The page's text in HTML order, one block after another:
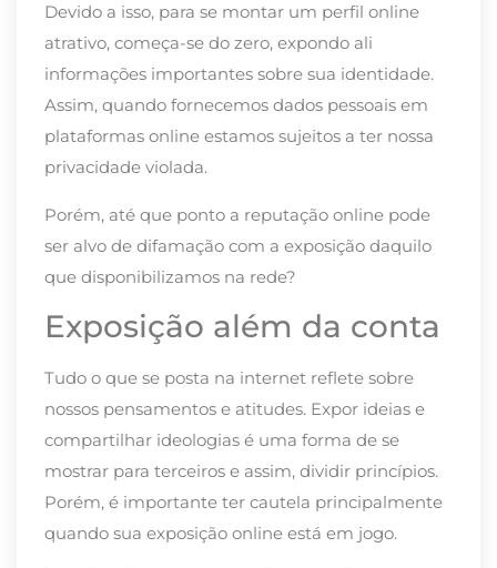
Devido a isso, para se montar um perfil online
atrativo, começa-se do zero, expondo ali
informações importantes sobre sua identidade.
Assim, quando fornecemos dados pessoais em
plataformas online estamos sujeitos a ter nossa
privacidade violada.
Porém, até que ponto a reputação online pode
ser alvo de difamação com a exposição daquilo
que disponibilizamos na rede?
Exposição além da conta
Tudo o que se posta na internet reflete sobre
nossos pensamentos e atitudes. Expor ideias e
compartilhar ideologias é uma forma de se
mostrar para terceiros e assim, dividir princípios.
Porém, é importante ter cautela principalmente
quando sua exposição online está em jogo.